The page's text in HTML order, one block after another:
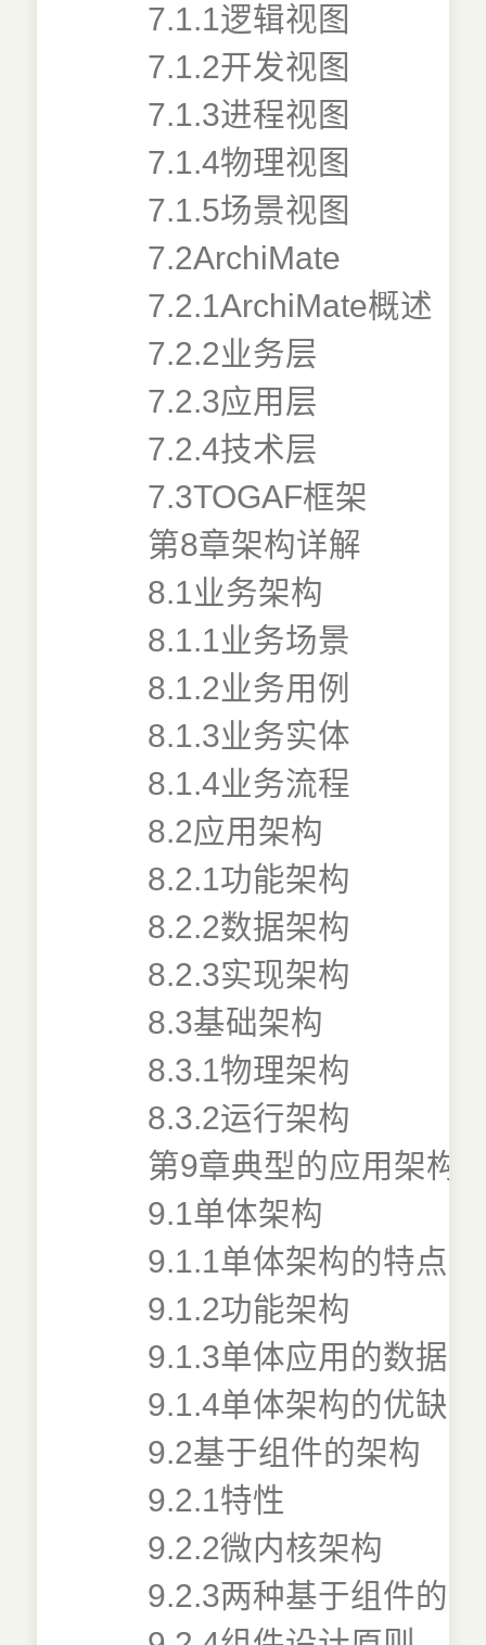
7.1.1逻辑视图
7.1.2开发视图
7.1.3进程视图
7.1.4物理视图
7.1.5场景视图
7.2ArchiMate
7.2.1ArchiMate概述
7.2.2业务层
7.2.3应用层
7.2.4技术层
7.3TOGAF框架
第8章架构详解
8.1业务架构
8.1.1业务场景
8.1.2业务用例
8.1.3业务实体
8.1.4业务流程
8.2应用架构
8.2.1功能架构
8.2.2数据架构
8.2.3实现架构
8.3基础架构
8.3.1物理架构
8.3.2运行架构
第9章典型的应用架构
9.1单体架构
9.1.1单体架构的特点
9.1.2功能架构
9.1.3单体应用的数据
9.1.4单体架构的优缺点
9.2基于组件的架构
9.2.1特性
9.2.2微内核架构
9.2.3两种基于组件的